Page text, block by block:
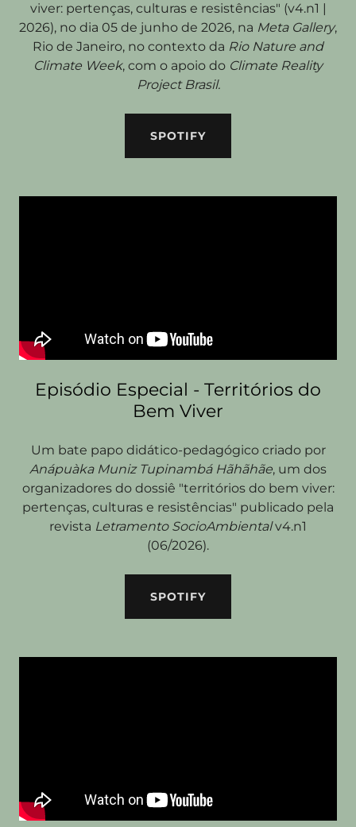
viver: pertenças, culturas e resistências" (v4.n1 |
2026), no dia 05 de junho de 2026, na Meta Gallery,
Rio de Janeiro, no contexto da Rio Nature and
Climate Week, com o apoio do Climate Reality
Project Brasil.
SPOTIFY
Episódio Especial - Territórios do
Bem Viver
Um bate papo didático-pedagógico criado por
Anápuàka Muniz Tupinambá Hãhãhãe, um dos
organizadores do dossiê "territórios do bem viver:
pertenças, culturas e resistências" publicado pela
revista Letramento SocioAmbientalv4.n1
(06/2026).
SPOTIFY